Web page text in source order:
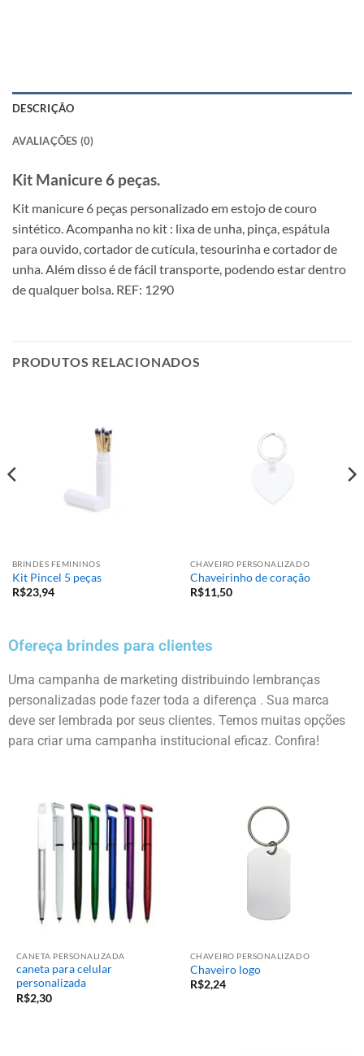
DESCRIÇÃO
AVALIAÇÕES (0)
Kit Manicure 6 peças.
Kit manicure 6 peças personalizadoem estojo de couro
sintético. Acompanha no kit : lixa de unha, pinça, espátula
para ouvido, cortador de cutícula, tesourinha e cortador de
unha. Além disso é de fácil transporte, podendo estar dentro
de qualquer bolsa. REF: 1290
PRODUTOS RELACIONADOS
BRINDES FEMININOS
Kit Pincel 5 peças
R$23,94
CHAVEIRO PERSONALIZADO
Chaveirinho de coração
R$11,50
Ofereça brindes para clientes
Uma campanha de marketing distribuindo lembranças
personalizadas pode fazer toda a diferença . Sua marca
deve ser lembrada por seus clientes. Temos muitas opções
para criar uma campanha institucional eficaz. Confira!
CANETA PERSONALIZADA
caneta para celular
personalizada
R$2,30
CHAVEIRO PERSONALIZADO
Chaveiro logo
R$2,24